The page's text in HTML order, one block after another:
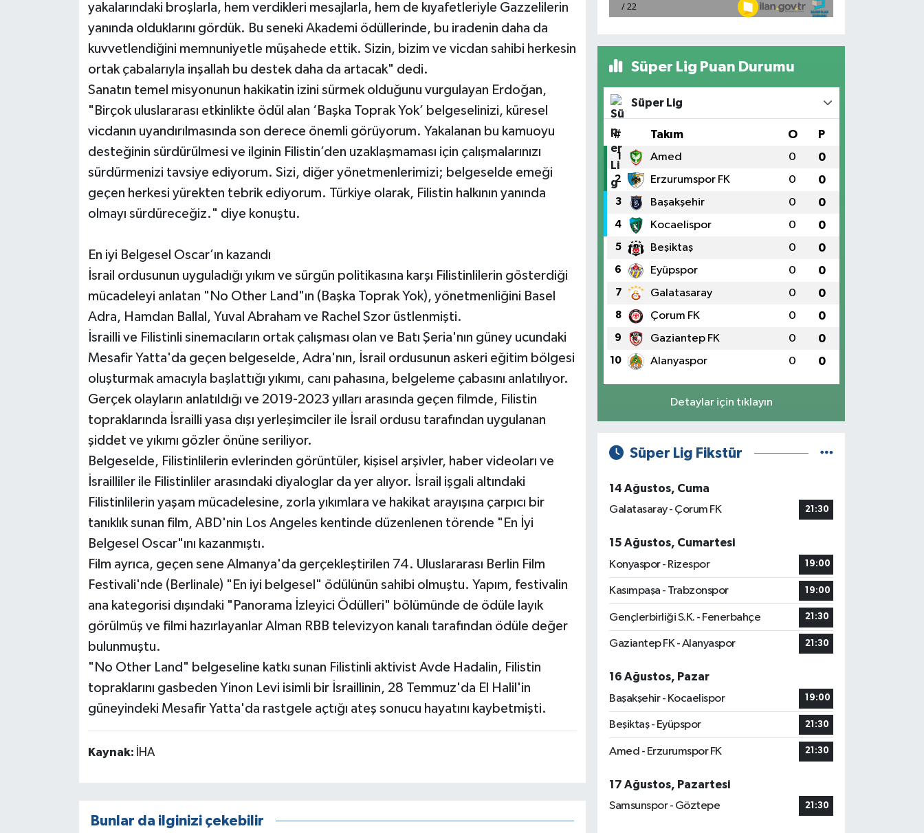
yakalarındaki broşlarla, hem verdikleri mesajlarla, hem de kıyafetleriyle Gazzelilerin
yanında olduklarını gördük. Bu seneki Akademi ödüllerinde, bu iradenin daha da
kuvvetlendiğini memnuniyetle müşahede ettik. Sizin, bizim ve vicdan sahibi herkesin
ortak çabalarıyla inşallah bu destek daha da artacak" dedi.
Sanatın temel misyonunun hakikatin izini sürmek olduğunu vurgulayan Erdoğan,
"Birçok uluslararası etkinlikte ödül alan ‘Başka Toprak Yok’ belgeselinizi, küresel
vicdanın uyandırılmasında son derece önemli görüyorum. Yakalanan bu kamuoyu
desteğinin sürdürülmesi ve ilginin Filistin’den uzaklaşmaması için çalışmalarınızı
sürdürmenizi tavsiye ediyorum. Sizi, diğer yönetmenlerimizi; belgeselde emeği
geçen herkesi yürekten tebrik ediyorum. Türkiye olarak, Filistin halkının yanında
olmayı sürdüreceğiz." diye konuştu.
En iyi Belgesel Oscar’ın kazandı
İsrail ordusunun uyguladığı yıkım ve sürgün politikasına karşı Filistinlilerin gösterdiği
mücadeleyi anlatan "No Other Land"ın (Başka Toprak Yok), yönetmenliğini Basel
Adra, Hamdan Ballal, Yuval Abraham ve Rachel Szor üstlenmişti.
İsrailli ve Filistinli sinemacıların ortak çalışması olan ve Batı Şeria'nın güney ucundaki
Mesafir Yatta'da geçen belgeselde, Adra'nın, İsrail ordusunun askeri eğitim bölgesi
oluşturmak amacıyla başlattığı yıkımı, canı pahasına, belgeleme çabasını anlatılıyor.
Gerçek olayların anlatıldığı ve 2019-2023 yılları arasında geçen filmde, Filistin
topraklarında İsrailli yasa dışı yerleşimciler ile İsrail ordusu tarafından uygulanan
şiddet ve yıkımı gözler önüne seriliyor.
Belgeselde, Filistinlilerin evlerinden görüntüler, kişisel arşivler, haber videoları ve
İsrailliler ile Filistinliler arasındaki diyaloglar da yer alıyor. İsrail işgali altındaki
Filistinlilerin yaşam mücadelesine, zorla yıkımlara ve hakikat arayışına çarpıcı bir
tanıklık sunan film, ABD'nin Los Angeles kentinde düzenlenen törende "En İyi
Belgesel Oscar"ını kazanmıştı.
Film ayrıca, geçen sene Almanya'da gerçekleştirilen 74. Uluslararası Berlin Film
Festivali'nde (Berlinale) "En iyi belgesel" ödülünün sahibi olmuştu. Yapım, festivalin
ana kategorisi dışındaki "Panorama İzleyici Ödülleri" bölümünde de ödüle layık
görülmüş ve filmi hazırlayanlar Alman RBB televizyon kanalı tarafından ödüle değer
bulunmuştu.
"No Other Land" belgeseline katkı sunan Filistinli aktivist Avde Hadalin, Filistin
topraklarını gasbeden Yinon Levi isimli bir İsraillinin, 28 Temmuz'da El Halil'in
güneyindeki Mesafir Yatta'da rastgele açtığı ateş sonucu hayatını kaybetmişti.
Kaynak: İHA
Bunlar da ilginizi çekebilir
Süper Lig Puan Durumu
Süper Lig
# Takım O P
1 Amed 0 0
2 Erzurumspor FK 0 0
3 Başakşehir 0 0
4 Kocaelispor 0 0
5 Beşiktaş 0 0
6 Eyüpspor 0 0
7 Galatasaray 0 0
8 Çorum FK 0 0
9 Gaziantep FK 0 0
10 Alanyaspor 0 0
Detaylar için tıklayın
Süper Lig Fikstür
14 Ağustos, Cuma
Galatasaray - Çorum FK
21:30
15 Ağustos, Cumartesi
Konyaspor - Rizespor
19:00
Kasımpaşa - Trabzonspor 19:00
Gençlerbirliği S.K. - Fenerbahçe 21:30
Gaziantep FK - Alanyaspor 21:30
16 Ağustos, Pazar
Başakşehir - Kocaelispor
19:00
Beşiktaş - Eyüpspor 21:30
Amed - Erzurumspor FK 21:30
17 Ağustos, Pazartesi
Samsunspor - Göztepe
21:30